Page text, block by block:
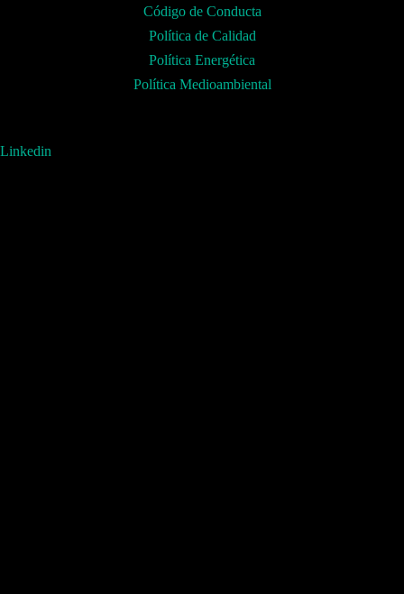
Código de Conducta
Política de Calidad
Política Energética
Política Medioambiental
Linkedin